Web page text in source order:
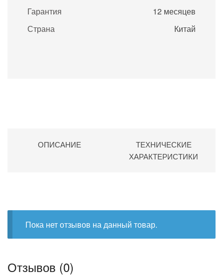
Гарантия
12 месяцев
Страна
Китай
ОПИСАНИЕ
ТЕХНИЧЕСКИЕ
ХАРАКТЕРИСТИКИ
Пока нет отзывов на данный товар.
Отзывов (0)